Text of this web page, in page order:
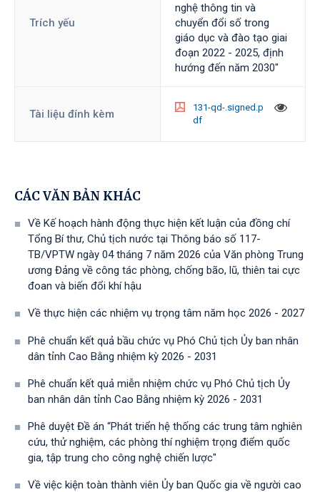
Trích yếu
nghệ thông tin và
chuyển đổi số trong
giáo dục và đào tạo giai
đoạn 2022 - 2025, định
hướng đến năm 2030"
Tài liệu đính kèm
131-qd-.signed.p
df
CÁC VĂN BẢN KHÁC
Về Kế hoạch hành động thực hiện kết luận của đồng chí
Tổng Bí thư, Chủ tịch nước tại Thông báo số 117-
TB/VPTW ngày 04 tháng 7 năm 2026 của Văn phòng Trung
ương Đảng về công tác phòng, chống bão, lũ, thiên tai cực
đoan và biến đổi khí hậu
Về thực hiện các nhiệm vụ trọng tâm năm học 2026 - 2027
Phê chuẩn kết quả bầu chức vụ Phó Chủ tịch Ủy ban nhân
dân tỉnh Cao Bằng nhiệm kỳ 2026 - 2031
Phê chuẩn kết quả miễn nhiệm chức vụ Phó Chủ tịch Ủy
ban nhân dân tỉnh Cao Bằng nhiệm kỳ 2026 - 2031
Phê duyệt Đề án “Phát triển hệ thống các trung tâm nghiên
cứu, thử nghiệm, các phòng thí nghiệm trọng điểm quốc
gia, tập trung cho công nghệ chiến lược"
Về việc kiện toàn thành viên Ủy ban Quốc gia về người cao